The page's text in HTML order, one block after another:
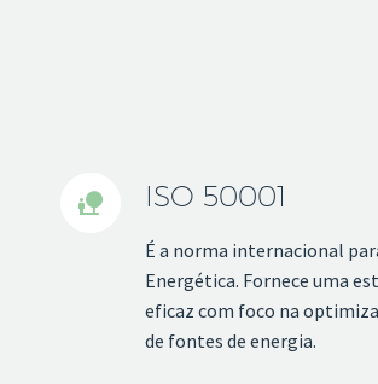

 ISO 50001
É a norma internacional
Energética. Fornece uma
eficaz com foco na
de fontes de energia.